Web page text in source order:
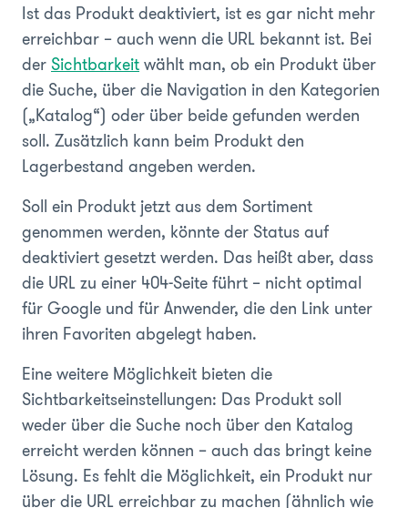
Ist das Produkt deaktiviert, ist es gar nicht mehr
erreichbar – auch wenn die URL bekannt ist. Bei
der Sichtbarkeitwählt man, ob ein Produkt über
die Suche, über die Navigation in den Kategorien
(„Katalog“) oder über beide gefunden werden
soll. Zusätzlich kann beim Produkt den
Lagerbestand angeben werden.
Soll ein Produkt jetzt aus dem Sortiment
genommen werden, könnte der Status auf
deaktiviert gesetzt werden. Das heißt aber, dass
die URL zu einer 404-Seite führt – nicht optimal
für Google und für Anwender, die den Link unter
ihren Favoriten abgelegt haben.
Eine weitere Möglichkeit bieten die
Sichtbarkeitseinstellungen: Das Produkt soll
weder über die Suche noch über den Katalog
erreicht werden können – auch das bringt keine
Lösung. Es fehlt die Möglichkeit, ein Produkt nur
über die URL erreichbar zu machen (ähnlich wie